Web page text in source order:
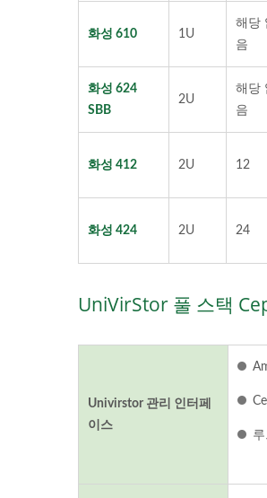
화성 610 1U
해당
음
화성 624
SBB
2U
해당
음
화성 412 2U 12
화성 424 2U 24
UniVirStor 풀 스택
Univirstor 관리 인터페
이스